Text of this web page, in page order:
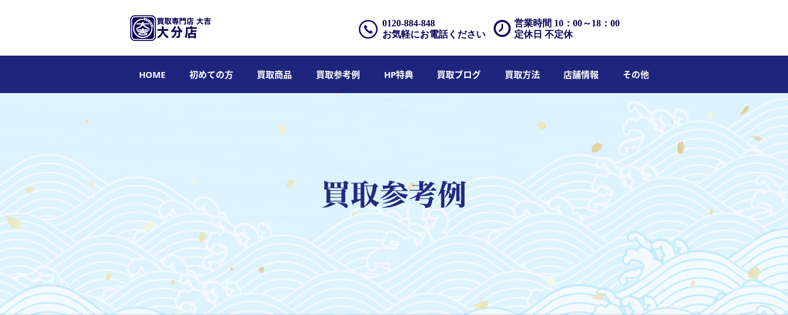
営業時間 10：00～18：00
定休日 不定休
0120-884-848
お気軽にお電話ください
HOME 初めての方 買取商品 買取参考例 HP特典 買取ブログ 買取方法 店舗情報 その他